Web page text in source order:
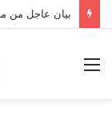
بيان عاجل من
القائمة